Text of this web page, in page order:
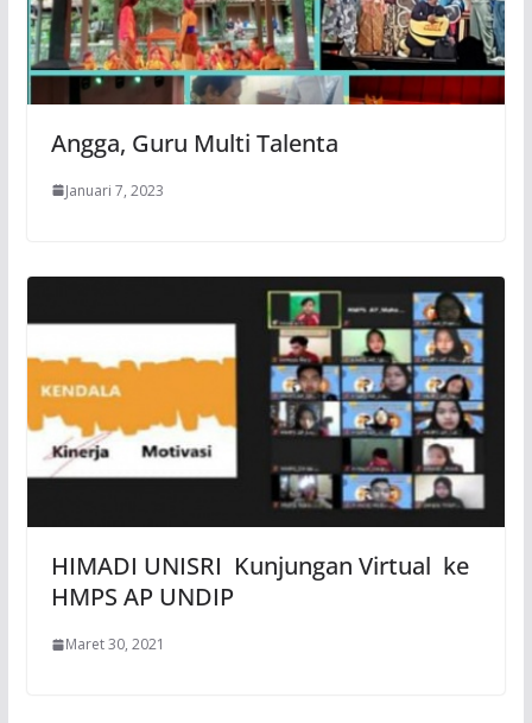
Angga, Guru Multi Talenta
Januari 7, 2023
HIMADI UNISRI Kunjungan Virtual ke
HMPS AP UNDIP
Maret 30, 2021